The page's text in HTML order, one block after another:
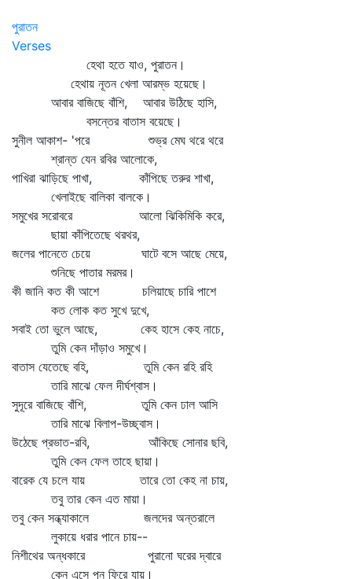
পুরাতন
Verses
হেথা হতে যাও, পুরাতন।
হেথায় নূতন খেলা আরম্ভ হয়েছে।
আবার বাজিছে বাঁশি, আবার উঠিছে হাসি,
বসন্তের বাতাস বয়েছে।
সুনীল আকাশ- 'পরে শুভ্র মেঘ থরে থরে
শ্রান্ত যেন রবির আলোকে,
পাখিরা ঝাড়িছে পাখা, কাঁপিছে তরুর শাখা,
খেলাইছে বালিকা বালকে।
সমুখের সরোবরে আলো ঝিকিমিকি করে,
ছায়া কাঁপিতেছে থরথর,
জলের পানেতে চেয়ে ঘাটে বসে আছে মেয়ে,
শুনিছে পাতার মরমর।
কী জানি কত কী আশে চলিয়াছে চারি পাশে
কত লোক কত সুখে দুখে,
সবাই তো ভুলে আছে, কেহ হাসে কেহ নাচে,
তুমি কেন দাঁড়াও সমুখে।
বাতাস যেতেছে বহি, তুমি কেন রহি রহি
তারি মাঝে ফেল দীর্ঘশ্বাস।
সুদূরে বাজিছে বাঁশি, তুমি কেন ঢাল আসি
তারি মাঝে বিলাপ-উচ্ছ্বাস।
উঠেছে প্রভাত-রবি, আঁকিছে সোনার ছবি,
তুমি কেন ফেল তাহে ছায়া।
বারেক যে চলে যায় তারে তো কেহ না চায়,
তবু তার কেন এত মায়া।
তবু কেন সন্ধ্যাকালে জলদের অন্তরালে
লুকায়ে ধরার পানে চায়--
নিশীথের অন্ধকারে পুরানো ঘরের দ্বারে
কেন এসে পুন ফিরে যায়।